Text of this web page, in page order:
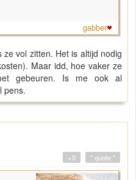
gabber
vol zitten. Het is altijd nodig
Maar idd, hoe vaker ze
gebeuren. Is me ook al
pens.
" quote "
+0